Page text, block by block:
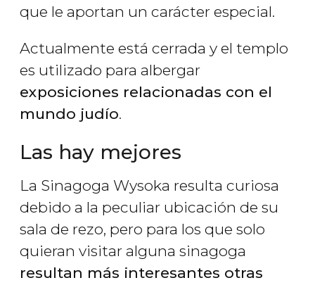
que le aportan un carácter especial.
Actualmente está cerrada y el templo
es utilizado para albergar
exposiciones relacionadas con el
mundo judío.
Las hay mejores
La Sinagoga Wysoka resulta curiosa
debido a la peculiar ubicación de su
sala de rezo, pero para los que solo
quieran visitar alguna sinagoga
resultan más interesantes otras